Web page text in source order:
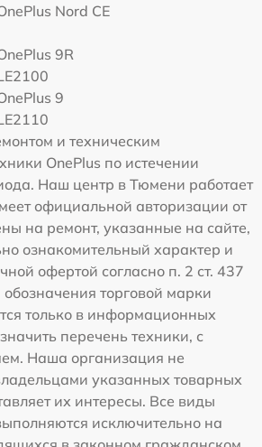
Nord CE
9R
9
и техническим
OnePlus по истечении
Наш центр в Тюмени работает
официальной авторизации от
на ремонт, указанные на сайте,
ознакомительный характер и
офертой согласно п. 2 ст. 437
торговой марки
только в информационных
перечень техники, с
Наша организация не
указанных товарных
их интересы. Все виды
исключительно на